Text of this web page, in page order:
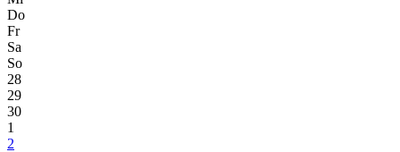
Do
Fr
Sa
So
28
29
30
1
2